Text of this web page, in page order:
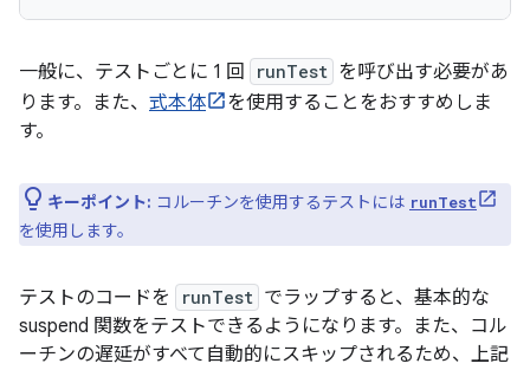
一般に、テストごとに 1 回 runTest を呼び出す必要があ
ります。また、 式本体
を使用することをおすすめしま
す。
キーポイント: コルーチンを使用するテストには runTest
を使用します。
テストのコードを runTest でラップすると、基本的な
suspend 関数をテストできるようになります。また、コル
ーチンの遅延がすべて自動的にスキップされるため、上記